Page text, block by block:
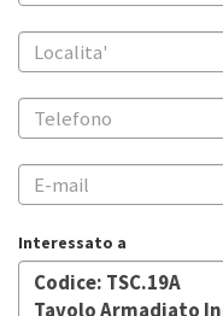
Interessato a